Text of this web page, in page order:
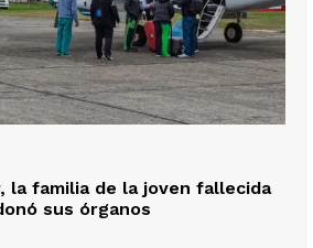
la familia de la joven fallecida
sus órganos